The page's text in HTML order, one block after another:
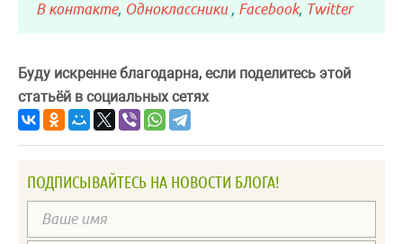
В контакте, Одноклассники , Facebook, Twitter
Буду искренне благодарна, если поделитесь этой
статьёй в социальных сетях
ПОДПИСЫВАЙТЕСЬ НА НОВОСТИ БЛОГА!